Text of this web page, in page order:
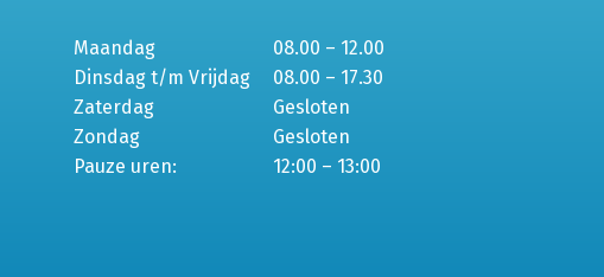
Maandag
08.00 – 12.00
Dinsdag t/m Vrijdag
08.00 – 17.30
Zaterdag
Gesloten
Zondag
Gesloten
Pauze uren:
12:00 – 13:00